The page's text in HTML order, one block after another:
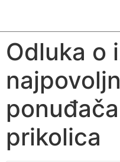
Odluka o
prikolica